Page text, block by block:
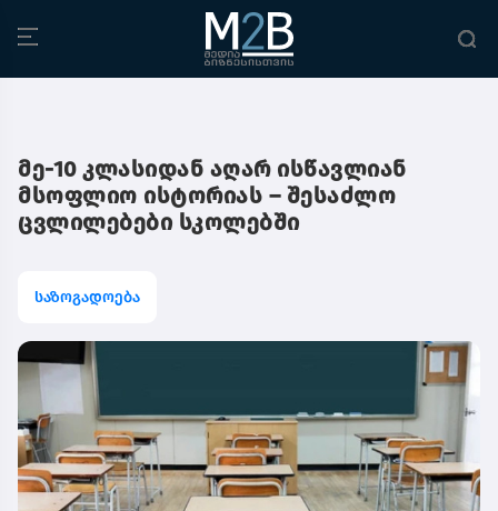
მე-10 კლასიდან აღარ ისწავლიან
მსოფლიო ისტორიას – შესაძლო
ცვლილებები სკოლებში
საზოგადოება